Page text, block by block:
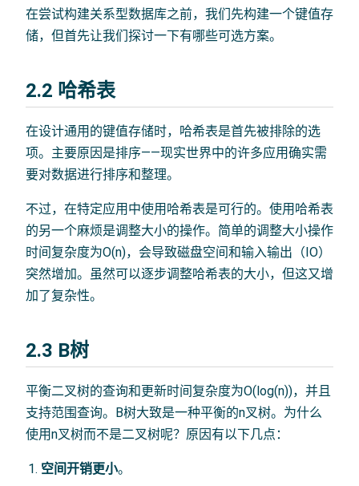
在尝试构建关系型数据库之前，我们先构建一个键值存
储，但首先让我们探讨一下有哪些可选方案。
2.2 哈希表
在设计通用的键值存储时，哈希表是首先被排除的选
项。主要原因是排序——现实世界中的许多应用确实需
要对数据进行排序和整理。
不过，在特定应用中使用哈希表是可行的。使用哈希表
的另一个麻烦是调整大小的操作。简单的调整大小操作
时间复杂度为O(n)，会导致磁盘空间和输入输出（IO）
突然增加。虽然可以逐步调整哈希表的大小，但这又增
加了复杂性。
2.3 B树
平衡二叉树的查询和更新时间复杂度为O(log(n))，并且
支持范围查询。B树大致是一种平衡的n叉树。为什么
使用n叉树而不是二叉树呢？原因有以下几点：
空间开销更小。